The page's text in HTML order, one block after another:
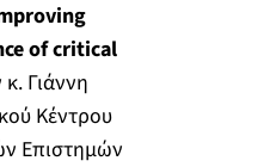
of critical
Γιάννη
Κέντρου
Επιστημών